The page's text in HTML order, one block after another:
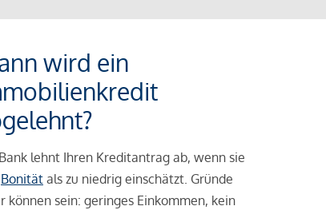
wird ein
lehnt Ihren Kreditantrag ab, wenn sie
Bonitätals zu niedrig einschätzt. Gründe
können sein: geringes Einkommen, kein